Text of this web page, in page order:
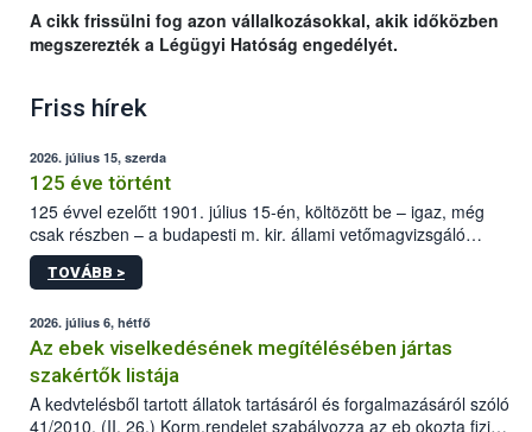
A cikk frissülni fog azon vállalkozásokkal, akik időközben
megszerezték a Légügyi Hatóság engedélyét.
Friss hírek
2026. július 15, szerda
125 éve történt
125 évvel ezelőtt 1901. július 15-én, költözött be – igaz, még
csak részben – a budapesti m. kir. állami vetőmagvizsgáló
állomás a Kis Rókus utca 15. szám alatti, Czigler Győző által
tervezett új épületébe.
TOVÁBB >
2026. július 6, hétfő
Az ebek viselkedésének megítélésében jártas
szakértők listája
A kedvtelésből tartott állatok tartásáról és forgalmazásáról szóló
41/2010. (II. 26.) Korm.rendelet szabályozza az eb okozta fizikai